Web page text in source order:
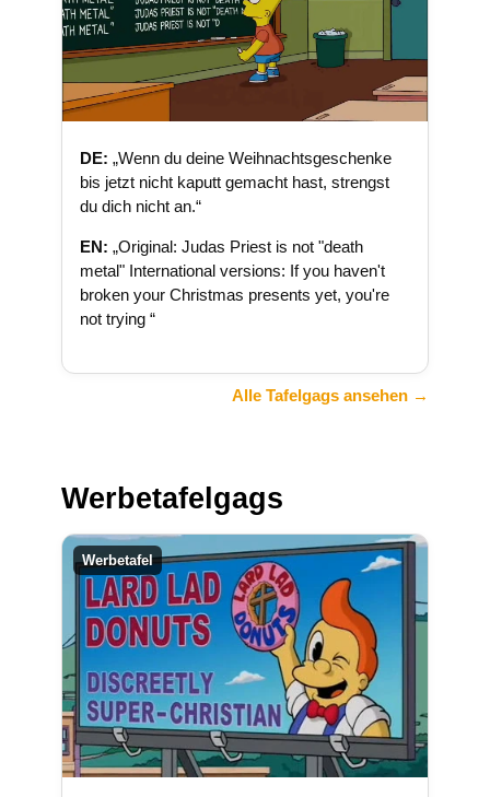
DE: „Wenn du deine Weihnachtsgeschenke
bis jetzt nicht kaputt gemacht hast, strengst
du dich nicht an.“
EN: „Original: Judas Priest is not "death
metal" International versions: If you haven't
broken your Christmas presents yet, you're
not trying “
Alle Tafelgags ansehen →
Werbetafelgags
Werbetafel